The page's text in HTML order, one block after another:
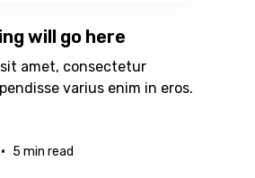
will go here
amet, consectetur
varius enim in eros.
• 5 min read